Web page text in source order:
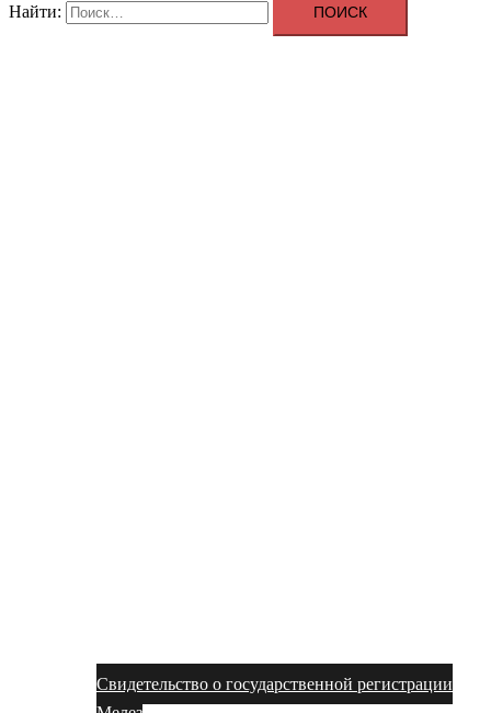
Найти:
Свидетельство о государственной регистрации